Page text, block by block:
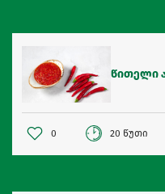
წითელი
0 20 წუთი